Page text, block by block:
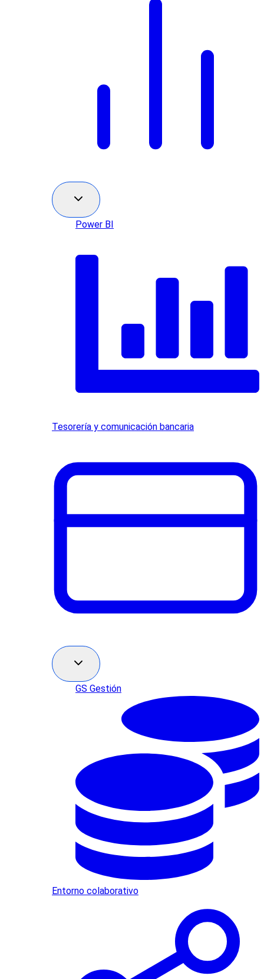
Power BI
Tesorería y comunicación bancaria
GS Gestión
Entorno colaborativo